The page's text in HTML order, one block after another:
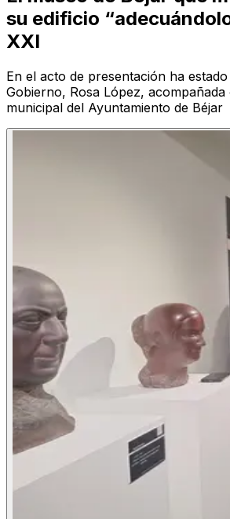
su edificio
XXI
En el acto de presentación ha
Gobierno, Rosa López, acompañada
municipal del Ayuntamiento de Béjar